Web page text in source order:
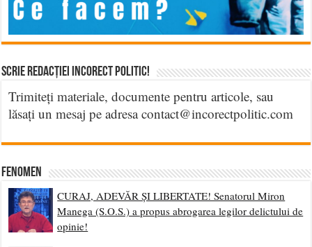
Scrie Redacției Incorect Politic!
Trimiteți materiale, documente pentru articole, sau
lăsați un mesaj pe adresa contact@incorectpolitic.com
Fenomen
CURAJ, ADEVĂR ȘI LIBERTATE! Senatorul Miron
Manega (S.O.S.) a propus abrogarea legilor delictului de
opinie!